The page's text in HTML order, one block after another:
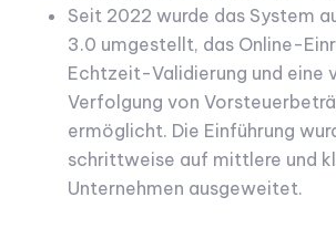
Seit 2022 wurde das System
3.0 umgestellt, das Online-
Echtzeit-Validierung und eine
Verfolgung von
ermöglicht. Die Einführung
schrittweise auf mittlere und
Unternehmen ausgeweitet.